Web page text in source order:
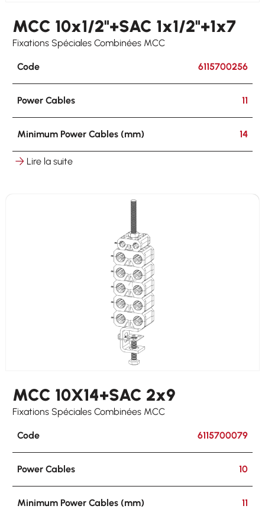
MCC 10x1/2"+SAC 1x1/2"+1x7
Fixations Spéciales Combinées MCC
Code 6115700256
Power Cables 11
Minimum Power Cables (mm) 14
Maximum Power Cables (mm)
on round ø 8-25 mm on flat 3-25 mm
Lire la suite
MCC 10X14+SAC 2x9
Fixations Spéciales Combinées MCC
Code 6115700079
Power Cables 10
Minimum Power Cables (mm) 11